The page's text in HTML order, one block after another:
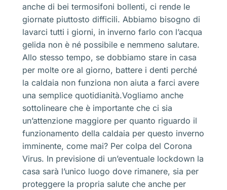
anche di bei termosifoni bollenti, ci rende le
giornate piuttosto difficili. Abbiamo bisogno di
lavarci tutti i giorni, in inverno farlo con l’acqua
gelida non è né possibile e nemmeno salutare.
Allo stesso tempo, se dobbiamo stare in casa
per molte ore al giorno, battere i denti perché
la caldaia non funziona non aiuta a farci avere
una semplice quotidianità.Vogliamo anche
sottolineare che è importante che ci sia
un’attenzione maggiore per quanto riguardo il
funzionamento della caldaia per questo inverno
imminente, come mai? Per colpa del Corona
Virus. In previsione di un’eventuale lockdown la
casa sarà l’unico luogo dove rimanere, sia per
proteggere la propria salute che anche per